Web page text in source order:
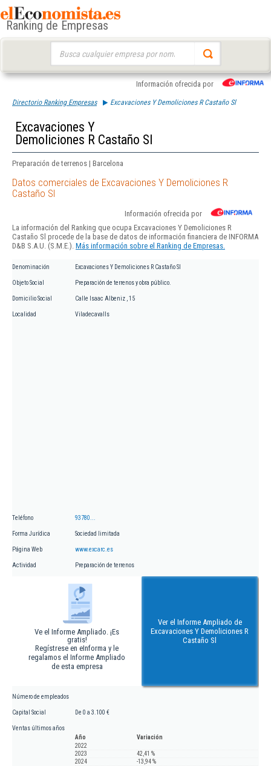
Ranking de Empresas
Información ofrecida por
Directorio Ranking Empresas Excavaciones Y Demoliciones R Castaño Sl
Excavaciones Y
Demoliciones R Castaño Sl
Preparación de terrenos | Barcelona
Datos comerciales de Excavaciones Y Demoliciones R
Castaño Sl
Información ofrecida por
La información del Ranking que ocupa Excavaciones Y Demoliciones R
Castaño Sl procede de la base de datos de información financiera de INFORMA
D&B S.A.U. (S.M.E.). Más información sobre el Ranking de Empresas.
Denominación Excavaciones Y Demoliciones R Castaño Sl
Objeto Social Preparación de terrenos y obra público.
Domicilio Social Calle Isaac Albeniz , 15
Localidad Viladecavalls
Teléfono 93780...
Forma Jurídica Sociedad limitada
Página Web www.excarc.es
Actividad Preparación de terrenos
Ve el Informe Ampliado. ¡Es
gratis!
Regístrese en eInforma y le
regalamos el Informe Ampliado
de esta empresa
Ver el Informe Ampliado de
Excavaciones Y Demoliciones R
Castaño Sl
Número de empleados
Capital Social De 0 a 3.100 €
Ventas últimos años
Año
Variación
2022
2023
42,41 %
2024
-13,94 %